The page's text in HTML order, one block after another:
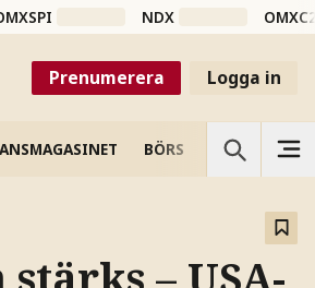
NDX
Prenumerera Logga in
BÖRS VETENSKAP